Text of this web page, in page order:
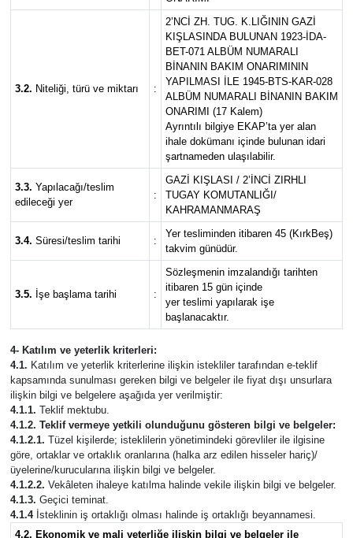
3.2. Niteliği, türü ve miktarı :
2’NCİ ZH. TUG. K.LIĞININ GAZİ
KIŞLASINDA BULUNAN 1923-İDA-
BET-071 ALBÜM NUMARALI
BİNANIN BAKIM ONARIMININ
YAPILMASI İLE 1945-BTS-KAR-028
ALBÜM NUMARALI BİNANIN BAKIM
ONARIMI (17 Kalem)
Ayrıntılı bilgiye EKAP’ta yer alan
ihale dokümanı içinde bulunan idari
şartnameden ulaşılabilir.
3.3. Yapılacağı/teslim
edileceği yer
:
GAZİ KIŞLASI / 2’İNCİ ZIRHLI
TUGAY KOMUTANLIĞI/
KAHRAMANMARAŞ
3.4. Süresi/teslim tarihi :
Yer tesliminden itibaren 45 (KırkBeş)
takvim günüdür.
3.5. İşe başlama tarihi :
Sözleşmenin imzalandığı tarihten
itibaren 15 gün içinde
yer teslimi yapılarak işe
başlanacaktır.
4- Katılım ve yeterlik kriterleri:
4.1. Katılım ve yeterlik kriterlerine ilişkin istekliler tarafından e-teklif
kapsamında sunulması gereken bilgi ve belgeler ile fiyat dışı unsurlara
ilişkin bilgi ve belgelere aşağıda yer verilmiştir:
4.1.1. Teklif mektubu.
4.1.2. Teklif vermeye yetkili olunduğunu gösteren bilgi ve belgeler:
4.1.2.1. Tüzel kişilerde; isteklilerin yönetimindeki görevliler ile ilgisine
göre, ortaklar ve ortaklık oranlarına (halka arz edilen hisseler hariç)/
üyelerine/kurucularına ilişkin bilgi ve belgeler.
4.1.2.2. Vekâleten ihaleye katılma halinde vekile ilişkin bilgi ve belgeler.
4.1.3. Geçici teminat.
4.1.4İsteklinin iş ortaklığı olması halinde iş ortaklığı beyannamesi.
4.2. Ekonomik ve mali yeterliğe ilişkin bilgi ve belgeler ile